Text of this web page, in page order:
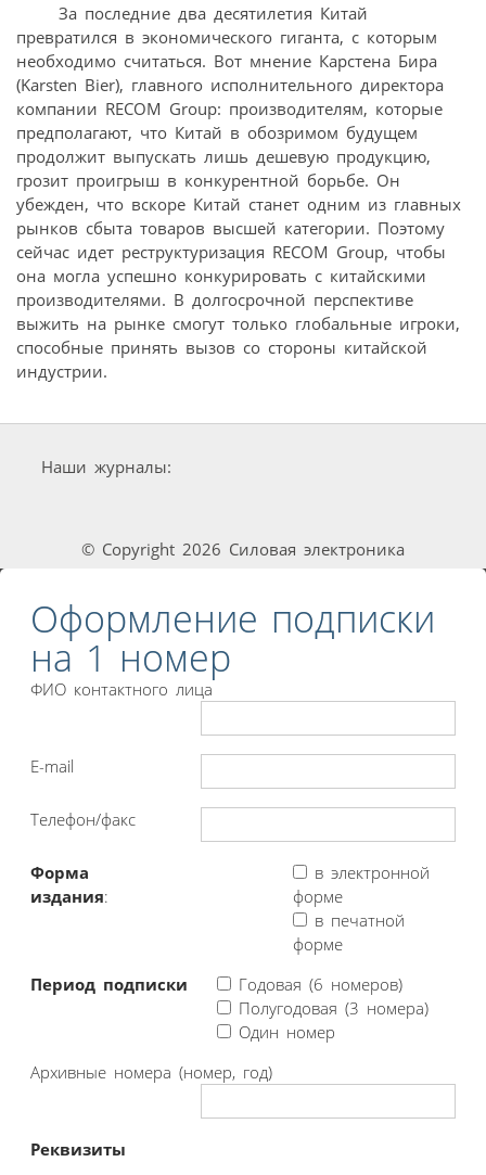
За последние два десятилетия Китай
превратился в экономического гиганта, с которым
необходимо считаться. Вот мнение Карстена Бира
(Karsten Bier), главного исполнительного директора
компании RECOM Group: производителям, которые
предполагают, что Китай в обозримом будущем
продолжит выпускать лишь дешевую продукцию,
грозит проигрыш в конкурентной борьбе. Он
убежден, что вскоре Китай станет одним из главных
рынков сбыта товаров высшей категории. Поэтому
сейчас идет реструктуризация RECOM Group, чтобы
она могла успешно конкурировать с китайскими
производителями. В долгосрочной перспективе
выжить на рынке смогут только глобальные игроки,
способные принять вызов со стороны китайской
индустрии.
Наши журналы:
© Copyright 2026 Силовая электроника
Оформление подписки
на 1 номер
ФИО контактного лица
E-mail
Телефон/факс
Форма
издания:
в электронной
форме
в печатной
форме
Период подписки
Годовая (6 номеров)
Полугодовая (3 номера)
Один номер
Архивные номера (номер, год)
Реквизиты